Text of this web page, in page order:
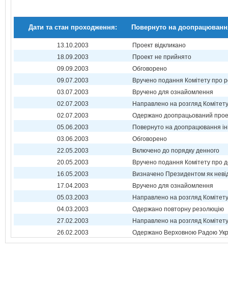
Дати та стан проходження: Повернуто на
13.10.2003
Проект відкликано
18.09.2003
Проект не прийнято
09.09.2003
Обговорено
09.07.2003
Вручено подання Комітету про
03.07.2003
Вручено для ознайомлення
02.07.2003
Направлено на розгляд Комітету
02.07.2003
Одержано доопрацьований
05.06.2003
Повернуто на доопрацювання
03.06.2003
Обговорено
22.05.2003
Включено до порядку денного
20.05.2003
Вручено подання Комітету про
16.05.2003
Визначено Президентом як
17.04.2003
Вручено для ознайомлення
05.03.2003
Направлено на розгляд Комітету
04.03.2003
Одержано повторну резолюцію
27.02.2003
Направлено на розгляд Комітету
26.02.2003
Одержано Верховною Радою